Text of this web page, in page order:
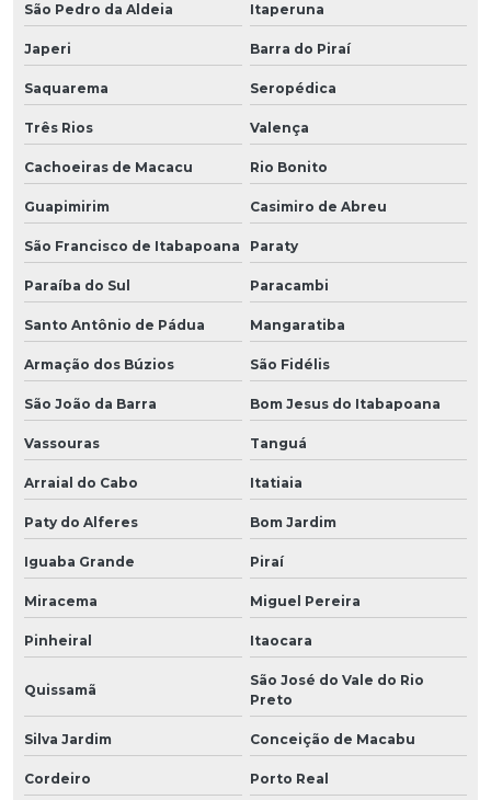
São Pedro da Aldeia Itaperuna
Japeri Barra do Piraí
Saquarema Seropédica
Três Rios Valença
Cachoeiras de Macacu Rio Bonito
Guapimirim Casimiro de Abreu
São Francisco de Itabapoana Paraty
Paraíba do Sul Paracambi
Santo Antônio de Pádua Mangaratiba
Armação dos Búzios São Fidélis
São João da Barra Bom Jesus do Itabapoana
Vassouras Tanguá
Arraial do Cabo Itatiaia
Paty do Alferes Bom Jardim
Iguaba Grande Piraí
Miracema Miguel Pereira
Pinheiral Itaocara
Quissamã
São José do Vale do Rio
Preto
Silva Jardim Conceição de Macabu
Cordeiro Porto Real